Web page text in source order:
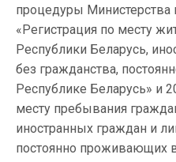
процедуры Министерства
«Регистрация по месту
Республики Беларусь,
без гражданства,
Республике Беларусь» и
месту пребывания
иностранных граждан и
постоянно проживающих